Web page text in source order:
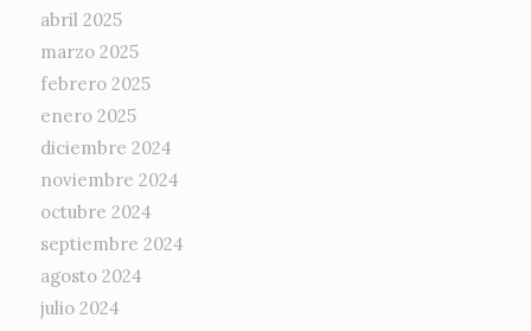
abril 2025
marzo 2025
febrero 2025
enero 2025
diciembre 2024
noviembre 2024
octubre 2024
septiembre 2024
agosto 2024
julio 2024